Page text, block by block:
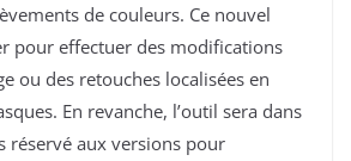
de couleurs. Ce nouvel
pour effectuer des modifications
ou des retouches localisées en
En revanche, l’outil sera dans
réservé aux versions pour